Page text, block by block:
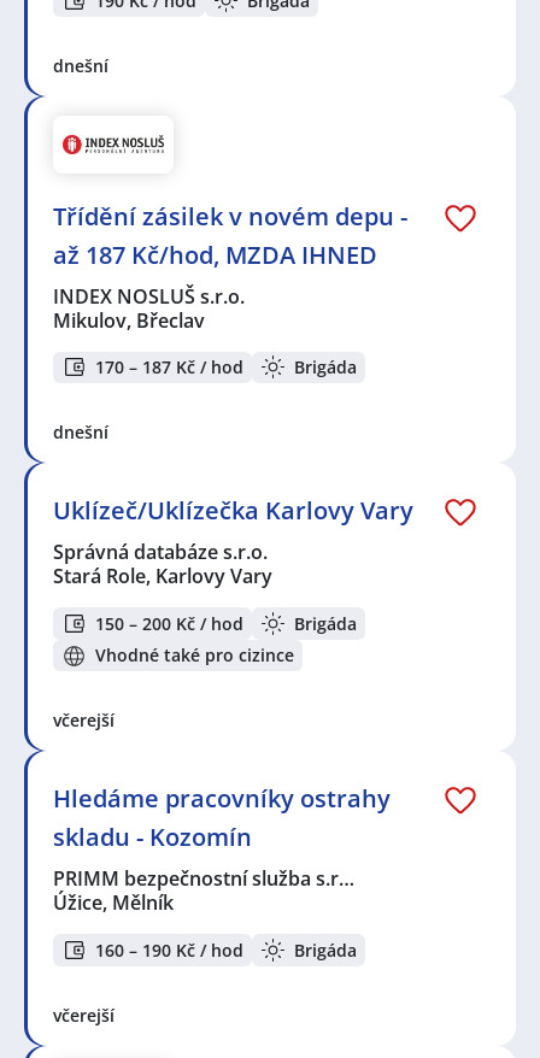
dnešní
Třídění zásilek v novém depu -
až 187 Kč/hod, MZDA IHNED
INDEX NOSLUŠ s.r.o.
Mikulov, Břeclav
170 – 187 Kč / hod Brigáda
dnešní
Uklízeč/Uklízečka Karlovy Vary
Správná databáze s.r.o.
Stará Role, Karlovy Vary
150 – 200 Kč / hod
Brigáda
Vhodné také pro cizince
včerejší
Hledáme pracovníky ostrahy
skladu - Kozomín
PRIMM bezpečnostní služba s.r…
Úžice, Mělník
160 – 190 Kč / hod Brigáda
včerejší